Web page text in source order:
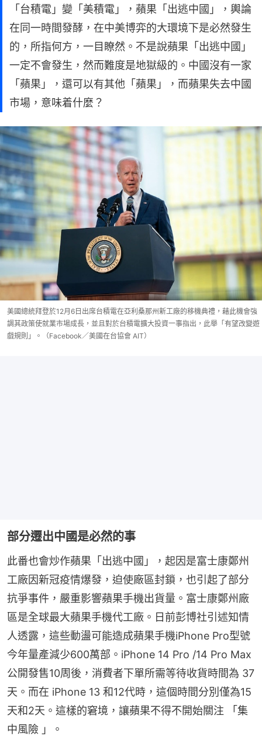
「台積電」變「美積電」，蘋果「出逃中國」，輿論
在同一時間發酵，在中美博弈的大環境下是必然發生
的，所指何方，一目瞭然。不是說蘋果「出逃中國」
一定不會發生，然而難度是地獄級的。中國沒有一家
「蘋果」，還可以有其他「蘋果」，而蘋果失去中國
市場，意味着什麼？
美國總統拜登於12月6日出席台積電在亞利桑那州新工廠的移機典禮，藉此機會強
調其政策使就業市場成長，並且對於台積電擴大投資一事指出，此舉「有望改變遊
戲規則」。（Facebook／美國在台協會 AIT）
部分遷出中國是必然的事
此番也會炒作蘋果「出逃中國」，起因是富士康鄭州
工廠因新冠疫情爆發，迫使廠區封鎖，也引起了部分
抗爭事件，嚴重影響蘋果手機出貨量。富士康鄭州廠
區是全球最大蘋果手機代工廠。日前彭博社引述知情
人透露，這些動盪可能造成蘋果手機iPhone Pro型號
今年量產減少600萬部。iPhone 14 Pro /14 Pro Max
公開發售10周後，消費者下單所需等待收貨時間為 37
天。而在 iPhone 13 和12代時，這個時間分別僅為15
天和2天。這樣的窘境，讓蘋果不得不開始關注 「集
中風險 」。